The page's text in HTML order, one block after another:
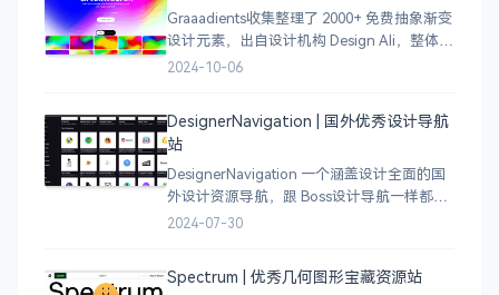
Graaadients收集整理了 2000+ 免费抽象渐变
设计元素，出自设计机构 Design Ali，整体渐
变色比较鲜艳，更像是 AI 生成的元素，需要
2024-10-06
DesignerNavigation | 国外优秀设计导航
站
DesignerNavigation 一个涵盖设计全面的国
外设计资源导航，跟 Boss设计导航一样都是
分门别类的划分设计灵感、资讯、UI 资源、
2024-07-30
Spectrum | 优秀几何图形宝藏资源站